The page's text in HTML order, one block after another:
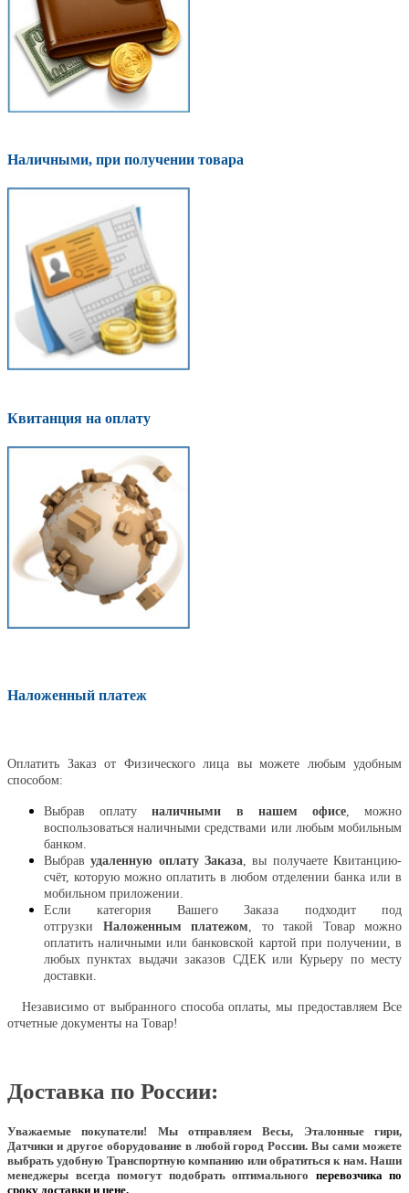
Наличными, при получении товара
Квитанция на оплату
Наложенный платеж
Оплатить Заказ от Физического лица вы можете любым удобным
способом:
Выбрав оплатуналичными в нашем офисе, можно
воспользоваться наличными средствами или любым мобильным
банком.
Выбравудаленную оплату Заказа , вы получаете Квитанцию-
счёт, которую можно оплатить в любом отделении банка или в
мобильном приложении.
Если категория Вашего Заказа подходит под
отгрузки Наложенным платежом , то такой Товар можно
оплатить наличными или банковской картой при получении, в
любых пунктах выдачи заказов СДЕК или Курьеру по месту
доставки.
Независимо от выбранного способа оплаты, мы предоставляем Все
отчетные документы на Товар!
Доставка по России:
Уважаемые покупатели! Мы отправляем Весы, Эталонные гири,
Датчики и другое оборудование в любой город России. Вы сами можете
выбрать удобную Транспортную компанию или обратиться к нам. Наши
менеджеры всегда помогут подобрать оптимального перевозчика по
сроку доставки и цене.